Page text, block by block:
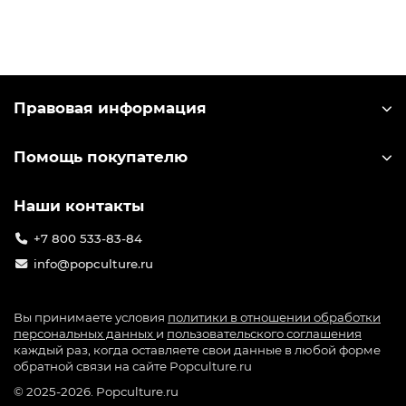
Правовая информация
Помощь покупателю
Наши контакты
+7 800 533-83-84
info@popculture.ru
Вы принимаете условия политики в отношении обработки
персональных данных и пользовательского соглашения
каждый раз, когда оставляете свои данные в любой форме
обратной связи на сайте Popculture.ru
© 2025-2026. Popculture.ru